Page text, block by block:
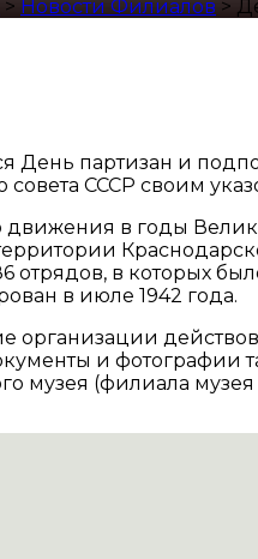
> Новости Филиалов >
День партизан и
СССР своим
движения в годы
в которых
в июле 1942 года.
организации
и фотографии
музея (филиала